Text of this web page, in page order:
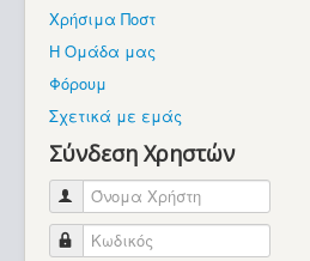
Βρίσκεστε εδώ:
Χρήσιμα Ποστ
Η Ομάδα μας
Φόρουμ
Σχετικά με εμάς
Σύνδεση Χρηστών
Όνομα Χρήστη
Κωδικός